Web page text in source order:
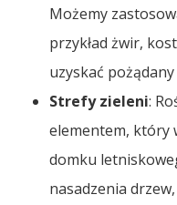
Możemy
przykład żwir,
uzyskać
Strefy zieleni:
elementem, który
domku
nasadzenia